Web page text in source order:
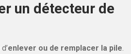
un détecteur de
enlever ou de remplacer la pile.